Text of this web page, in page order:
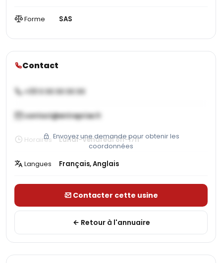
Forme SAS
Contact
+33 X XX XX XX XX
contact@entreprise.fr
Envoyez une demande pour obtenir les
coordonnées
Horaires Lundi-Vendredi 8h-17h
Langues Français, Anglais
Contacter cette usine
Retour à l'annuaire